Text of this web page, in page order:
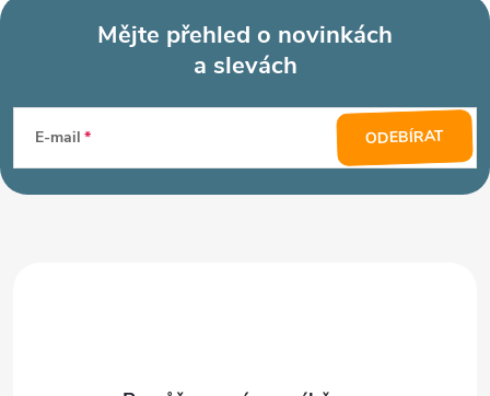
p
Mějte přehled o novinkách
a slevách
E-mail ODEBÍRAT